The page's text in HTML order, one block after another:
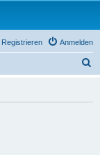
Anmelden
Registrieren